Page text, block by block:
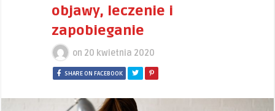
objawy, leczenie i
zapobieganie
on 20 kwietnia 2020
SHARE ON FACEBOOK